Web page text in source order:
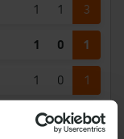
1 1 3
1 0 1
1 0 1
0 0 0